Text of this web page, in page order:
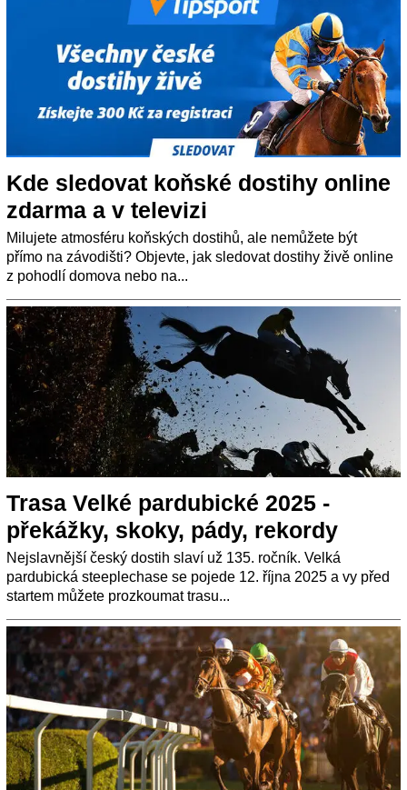
Kde sledovat koňské dostihy online
zdarma a v televizi
Milujete atmosféru koňských dostihů, ale nemůžete být
přímo na závodišti? Objevte, jak sledovat dostihy živě online
z pohodlí domova nebo na...
Trasa Velké pardubické 2025 -
překážky, skoky, pády, rekordy
Nejslavnější český dostih slaví už 135. ročník. Velká
pardubická steeplechase se pojede 12. října 2025 a vy před
startem můžete prozkoumat trasu...